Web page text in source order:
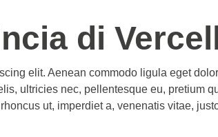
di
elit. Aenean commodo ligula eget
ultricies nec, pellentesque eu, pretium
ut, imperdiet a, venenatis vitae,